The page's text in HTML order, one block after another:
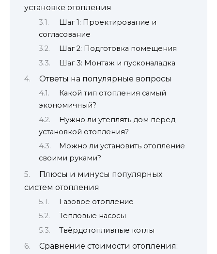
установке отопления
Шаг 1: Проектирование и
согласование
Шаг 2: Подготовка помещения
Шаг 3: Монтаж и пусконаладка
Ответы на популярные вопросы
Какой тип отопления самый
экономичный?
Нужно ли утеплять дом перед
установкой отопления?
Можно ли установить отопление
своими руками?
Плюсы и минусы популярных
систем отопления
Газовое отопление
Тепловые насосы
Твёрдотопливные котлы
Сравнение стоимости отопления: